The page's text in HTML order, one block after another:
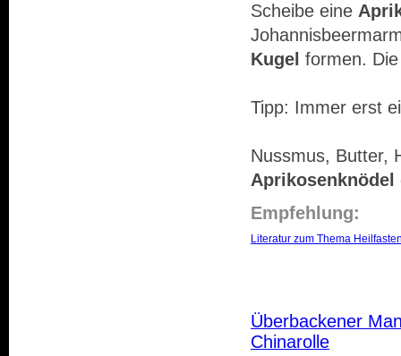
Scheibe eine
Kugel formen.
Tipp: Immer erst
Nussmus, Butter,
Aprikosenknödel
Empfehlung:
Literatur zum Thema
Überbackener
Chinarolle